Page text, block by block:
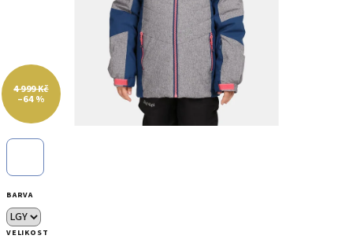
BARVA
VELIKOST
4 999 Kč
–64 %